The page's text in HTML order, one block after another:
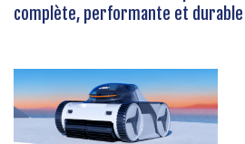
complète, performante et durable